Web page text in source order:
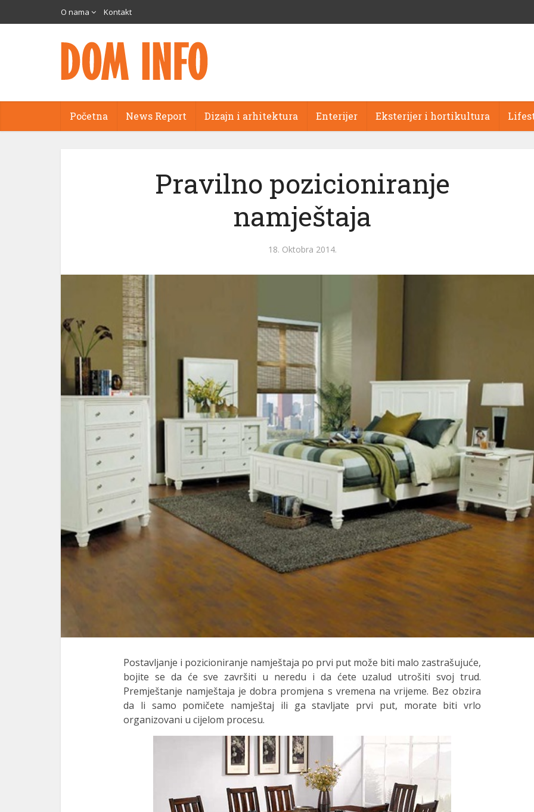
O nama Kontakt
Početna News Report Dizajn i arhitektura Enterijer Eksterijer i hortikultura
Pravilno pozicioniranje
namještaja
18. Oktobra 2014.
Postavljanje i pozicioniranje namještaja po prvi put može biti malo zastrašujuće,
bojite se da će sve završiti u neredu i da ćete uzalud utrošiti svoj ​​trud.
Premještanje namještaja je dobra promjena s vremena na vrijeme. Bez obzira
da li samo pomičete namještaj ili ga stavljate prvi put, morate biti vrlo
organizovani u cijelom procesu.